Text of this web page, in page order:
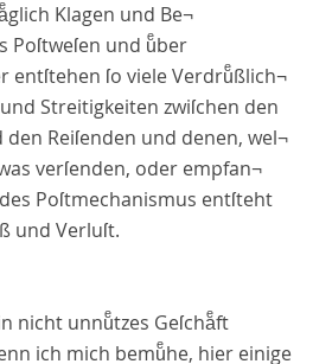
Klagen und Be¬
Poſtweſen und uͤber
entſtehen ſo viele Verdruͤßlich¬
Streitigkeiten zwiſchen den
Reiſenden und denen, wel¬
verſenden, oder empfan¬
Poſtmechanismus entſteht
und Verluſt.
nicht unnuͤtzes Geſchaͤft
ich mich bemuͤhe, hier einige